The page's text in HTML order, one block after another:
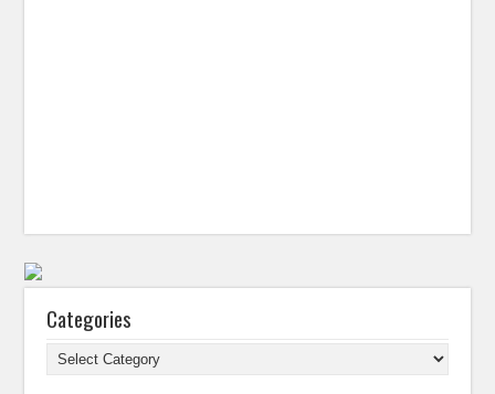
Categories
Categories